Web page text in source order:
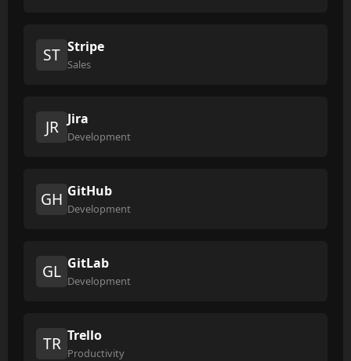
ST Stripe
Sales
JR Jira
Development
GH GitHub
Development
GL GitLab
Development
TR Trello
Productivity